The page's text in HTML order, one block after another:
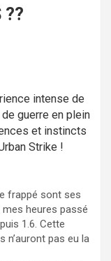
??
intense de
guerre en plein
et instincts
Strike !
frappé sont ses
heures passé
1.6. Cette
n’auront pas eu la